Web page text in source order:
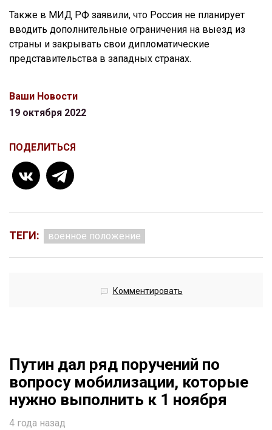
Также в МИД РФ заявили, что Россия не планирует
вводить дополнительные ограничения на выезд из
страны и закрывать свои дипломатические
представительства в западных странах.
Ваши Новости
19 октября 2022
ПОДЕЛИТЬСЯ
ТЕГИ: военное положение
Комментировать
Путин дал ряд поручений по
вопросу мобилизации, которые
нужно выполнить к 1 ноября
4 года назад